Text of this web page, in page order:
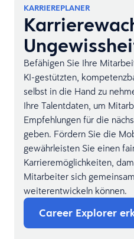
KARRIEREPLANER
Befähigen Sie Ihre
KI-gestützten,
selbst in die Hand zu
Ihre Talentdaten, um
Empfehlungen für die
geben. Fördern Sie die
gewährleisten Sie einen
Karrieremöglichkeiten,
Mitarbeiter sich
weiterentwickeln können.
Career Explorer